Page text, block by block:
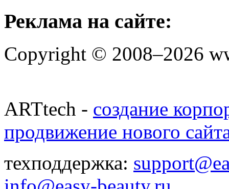
Реклама на сайте:
Copyright © 2008–2026
ARTtech - создание
продвижение нового
техподдержка: